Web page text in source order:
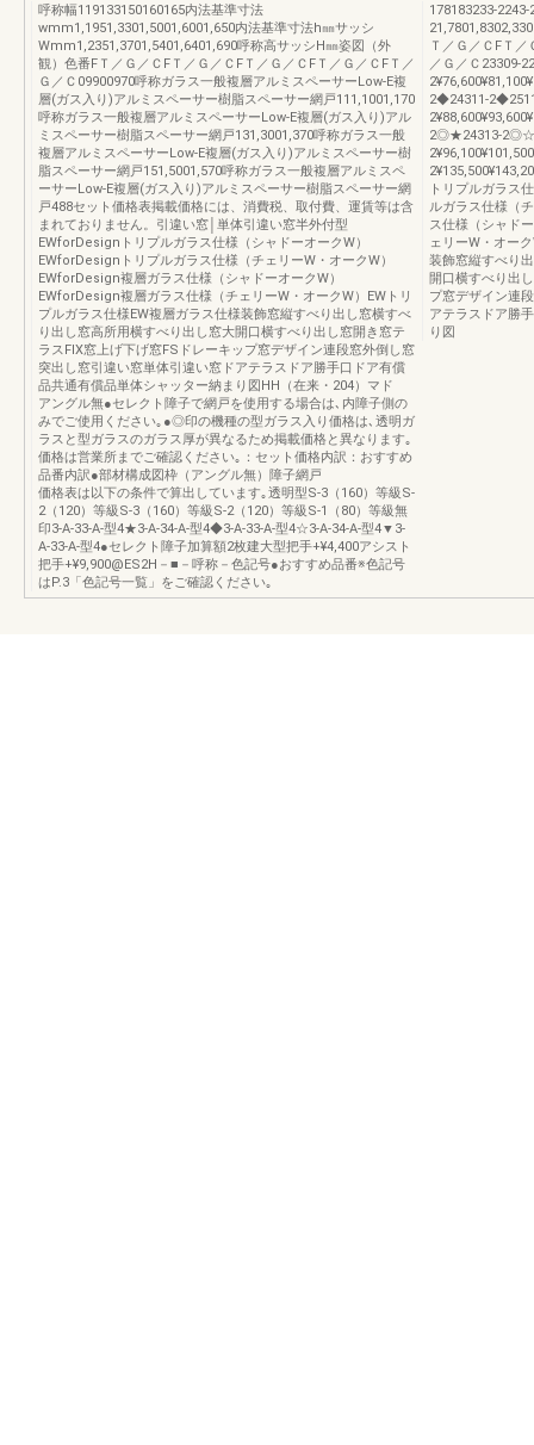
呼称幅119133150160165内法基準寸法
wmm1,1951,3301,5001,6001,650内法基準寸法h㎜サッシ
Wmm1,2351,3701,5401,6401,690呼称高サッシH㎜姿図（外
観）色番FＴ／Ｇ／ＣFＴ／Ｇ／ＣFＴ／Ｇ／ＣFＴ／Ｇ／ＣFＴ／
Ｇ／Ｃ09900970呼称ガラス一般複層アルミスペーサーLow-E複
層(ガス入り)アルミスペーサー樹脂スペーサー網戸111,1001,170
呼称ガラス一般複層アルミスペーサーLow-E複層(ガス入り)アル
ミスペーサー樹脂スペーサー網戸131,3001,370呼称ガラス一般
複層アルミスペーサーLow-E複層(ガス入り)アルミスペーサー樹
脂スペーサー網戸151,5001,570呼称ガラス一般複層アルミスペ
ーサーLow-E複層(ガス入り)アルミスペーサー樹脂スペーサー網
戸488セット価格表掲載価格には、消費税、取付費、運賃等は含
まれておりません。引違い窓│単体引違い窓半外付型
EWforDesignトリプルガラス仕様（シャドーオークW）
EWforDesignトリプルガラス仕様（チェリーW・オークW）
EWforDesign複層ガラス仕様（シャドーオークW）
EWforDesign複層ガラス仕様（チェリーW・オークW）EWトリ
プルガラス仕様EW複層ガラス仕様装飾窓縦すべり出し窓横すべ
り出し窓高所用横すべり出し窓大開口横すべり出し窓開き窓テ
ラスFIX窓上げ下げ窓FSドレーキップ窓デザイン連段窓外倒し窓
突出し窓引違い窓単体引違い窓ドアテラスドア勝手口ドア有償
品共通有償品単体シャッター納まり図HH（在来・204）マド
アングル無●セレクト障子で網戸を使用する場合は､内障子側の
みでご使用ください｡●◎印の機種の型ガラス入り価格は､透明ガ
ラスと型ガラスのガラス厚が異なるため掲載価格と異なります｡
価格は営業所までご確認ください｡：セット価格内訳：おすすめ
品番内訳●部材構成図枠（アングル無）障子網戸
価格表は以下の条件で算出しています｡透明型S-3（160）等級S-
2（120）等級S-3（160）等級S-2（120）等級S-1（80）等級無
印3-A-33-A-型4★3-A-34-A-型4◆3-A-33-A-型4☆3-A-34-A-型4▼3-
A-33-A-型4●セレクト障子加算額2枚建大型把手+¥4,400アシスト
把手+¥9,900@ES2H－■－呼称－色記号●おすすめ品番※色記号
はP.3「色記号一覧」をご確認ください｡
178183233-2243-
Ｔ／Ｇ／ＣFＴ
／Ｇ／Ｃ23309-
2◆24311-
2◎★24313-
トリプルガラス
ルガラス仕様（
ス仕様（シャド
ェリーW・オー
装飾窓縦すべり
開口横すべり出
プ窓デザイン連
アテラスドア勝
り図